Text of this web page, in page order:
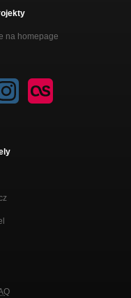
na homepage